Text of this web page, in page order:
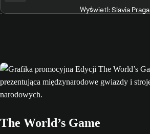
Wyświetl: Slavia Praga
The World’s Game